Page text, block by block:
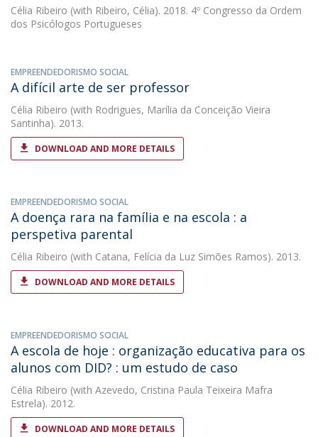
Célia Ribeiro (with Ribeiro, Célia). 2018. 4º Congresso da Ordem
dos Psicólogos Portugueses
EMPREENDEDORISMO SOCIAL
A difícil arte de ser professor
Célia Ribeiro (with Rodrigues, Marília da Conceição Vieira
Santinha). 2013.
DOWNLOAD AND MORE DETAILS
EMPREENDEDORISMO SOCIAL
A doença rara na família e na escola : a
perspetiva parental
Célia Ribeiro (with Catana, Felícia da Luz Simões Ramos). 2013.
DOWNLOAD AND MORE DETAILS
EMPREENDEDORISMO SOCIAL
A escola de hoje : organização educativa para os
alunos com DID? : um estudo de caso
Célia Ribeiro (with Azevedo, Cristina Paula Teixeira Mafra
Estrela). 2012.
DOWNLOAD AND MORE DETAILS